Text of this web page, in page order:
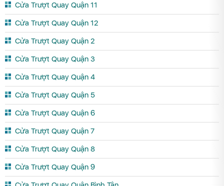
Cửa Trượt Quay Quận 11
Cửa Trượt Quay Quận 12
Cửa Trượt Quay Quận 2
Cửa Trượt Quay Quận 3
Cửa Trượt Quay Quận 4
Cửa Trượt Quay Quận 5
Cửa Trượt Quay Quận 6
Cửa Trượt Quay Quận 7
Cửa Trượt Quay Quận 8
Cửa Trượt Quay Quận 9